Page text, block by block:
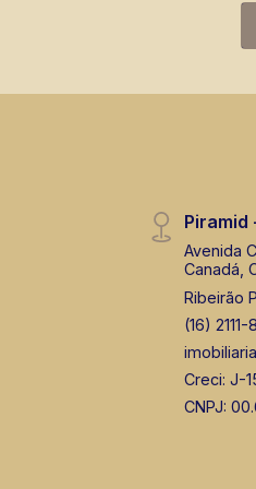
imóveis
de
Piramid
Avenida
Canadá,
Ribeirão
(16)
Creci: J-
CNPJ: